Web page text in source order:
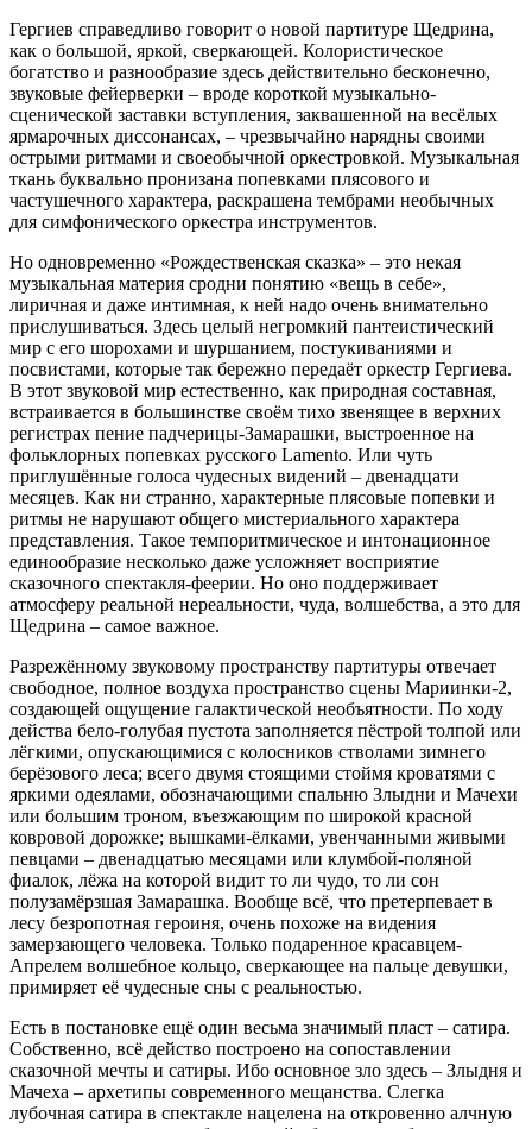
Гергиев справедливо говорит о новой партитуре Щедрина,
как о большой, яркой, сверкающей. Колористическое
богатство и разнообразие здесь действительно бесконечно,
звуковые фейерверки – вроде короткой музыкально-
сценической заставки вступления, заквашенной на весёлых
ярмарочных диссонансах, – чрезвычайно нарядны своими
острыми ритмами и своеобычной оркестровкой. Музыкальная
ткань буквально пронизана попевками плясового и
частушечного характера, раскрашена тембрами необычных
для симфонического оркестра инструментов.
Но одновременно «Рождественская сказка» – это некая
музыкальная материя сродни понятию «вещь в себе»,
лиричная и даже интимная, к ней надо очень внимательно
прислушиваться. Здесь целый негромкий пантеистический
мир с его шорохами и шуршанием, постукиваниями и
посвистами, которые так бережно передаёт оркестр Гергиева.
В этот звуковой мир естественно, как природная составная,
встраивается в большинстве своём тихо звенящее в верхних
регистрах пение падчерицы-Замарашки, выстроенное на
фольклорных попевках русского Lamento. Или чуть
приглушённые голоса чудесных видений – двенадцати
месяцев. Как ни странно, характерные плясовые попевки и
ритмы не нарушают общего мистериального характера
представления. Такое темпоритмическое и интонационное
единообразие несколько даже усложняет восприятие
сказочного спектакля-феерии. Но оно поддерживает
атмосферу реальной нереальности, чуда, волшебства, а это для
Щедрина – самое важное.
Разрежённому звуковому пространству партитуры отвечает
свободное, полное воздуха пространство сцены Мариинки-2,
создающей ощущение галактической необъятности. По ходу
действа бело-голубая пустота заполняется пёстрой толпой или
лёгкими, опускающимися с колосников стволами зимнего
берёзового леса; всего двумя стоящими стоймя кроватями с
яркими одеялами, обозначающими спальню Злыдни и Мачехи
или большим троном, въезжающим по широкой красной
ковровой дорожке; вышками-ёлками, увенчанными живыми
певцами – двенадцатью месяцами или клумбой-поляной
фиалок, лёжа на которой видит то ли чудо, то ли сон
полузамёрзшая Замарашка. Вообще всё, что претерпевает в
лесу безропотная героиня, очень похоже на видения
замерзающего человека. Только подаренное красавцем-
Апрелем волшебное кольцо, сверкающее на пальце девушки,
примиряет её чудесные сны с реальностью.
Есть в постановке ещё один весьма значимый пласт – сатира.
Собственно, всё действо построено на сопоставлении
сказочной мечты и сатиры. Ибо основное зло здесь – Злыдня и
Мачеха – архетипы современного мещанства. Слегка
лубочная сатира в спектакле нацелена на откровенно алчную